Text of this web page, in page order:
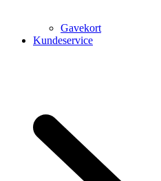
Gavekort
Kundeservice